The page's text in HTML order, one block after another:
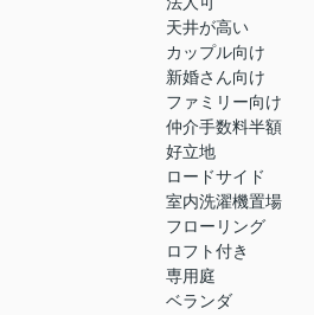
天井が高い
カップル向け
新婚さん向け
ファミリー向け
仲介手数料半額
好立地
ロードサイド
室内洗濯機置場
フローリング
ロフト付き
専用庭
ベランダ